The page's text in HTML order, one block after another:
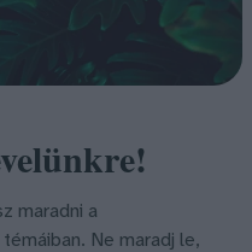
maradni a
Ne maradj le,